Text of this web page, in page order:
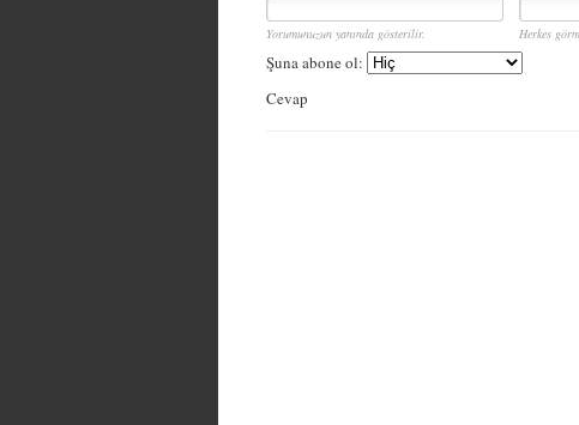
Yorumunuzun yanında gösterilir. Herkes
Şuna abone ol:
Cevap